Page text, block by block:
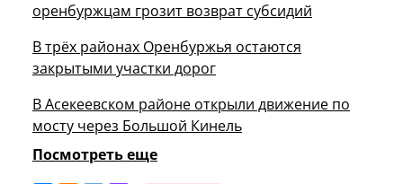
оренбуржцам грозит возврат субсидий
В трёх районах Оренбуржья остаются
закрытыми участки дорог
В Асекеевском районе открыли движение по
мосту через Большой Кинель
Посмотреть еще